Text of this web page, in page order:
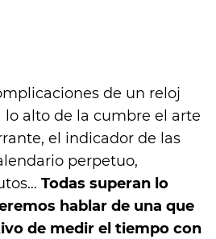
de un reloj
lo alto de la cumbre el arte
el indicador de las
perpetuo,
Todas superan lo
hablar de una que
de medir el tiempo con